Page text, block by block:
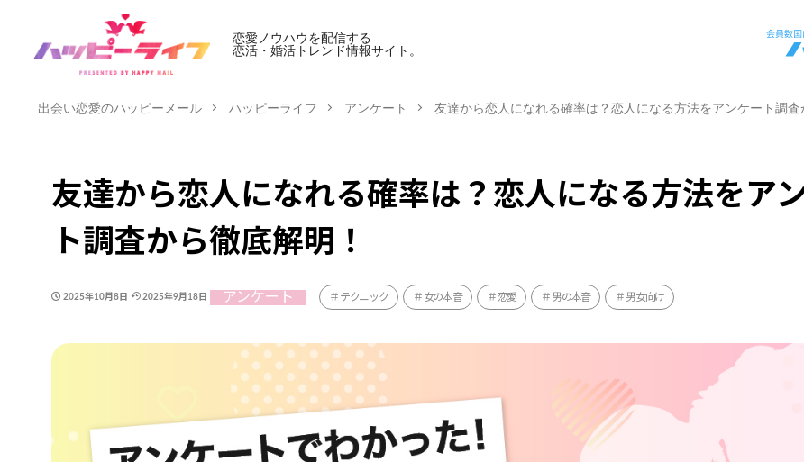
恋愛ノウハウを配信する
恋活・婚活トレンド情報サイト。
出会い恋愛のハッピーメール ハッピーライフ アンケート 友達から恋人になれる確率は？恋人になる方法をアンケート調査
友達から恋人になれる確率は？恋人になる方法をア
ト調査から徹底解明！
2025年10月8日 2025年9月18日 アンケート テクニック 女の本音 恋愛 男の本音 男女向け